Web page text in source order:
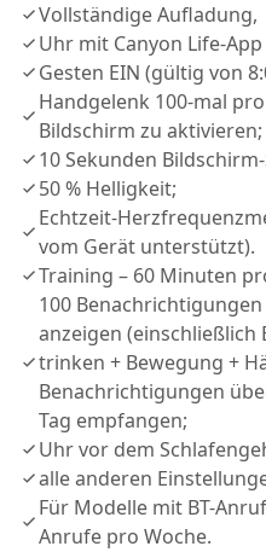
Vollständige Aufladung,
Uhr mit Canyon Life-
Gesten EIN (gültig von
Handgelenk 100-mal
Bildschirm zu aktivieren;
10 Sekunden
50 % Helligkeit;
Echtzeit-
vom Gerät unterstützt).
Training – 60 Minuten
100
anzeigen (einschließlich
trinken + Bewegung +
Benachrichtigungen
Tag empfangen;
Uhr vor dem
alle anderen
Für Modelle mit BT-
Anrufe pro Woche.